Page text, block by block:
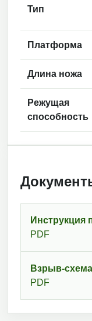
Тип
Платформа
Длина ножа
Режущая
способность
Инструкция
PDF
Взрыв-
PDF